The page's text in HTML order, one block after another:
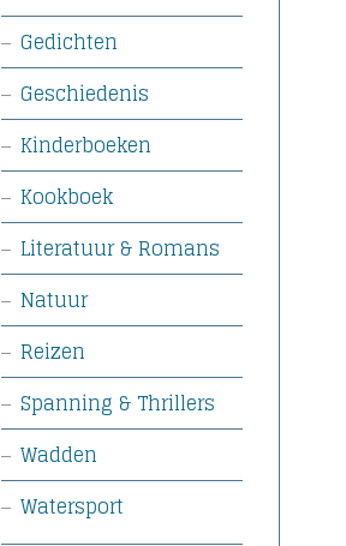
Gedichten
Geschiedenis
Kinderboeken
Kookboek
Literatuur & Romans
Natuur
Reizen
Spanning & Thrillers
Wadden
Watersport